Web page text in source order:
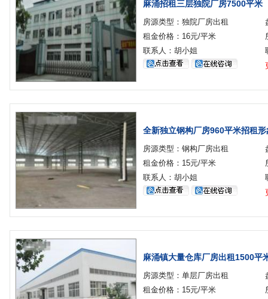
麻涌招租三层独院厂房7500平米
房源类型：独院厂房出租
租金价格：16元/平米
联系人：胡小姐
全新独立钢构厂房960平米招租
房源类型：钢构厂房出租
租金价格：15元/平米
联系人：胡小姐
麻涌镇大量仓库厂房出租1500平
房源类型：单层厂房出租
租金价格：15元/平米